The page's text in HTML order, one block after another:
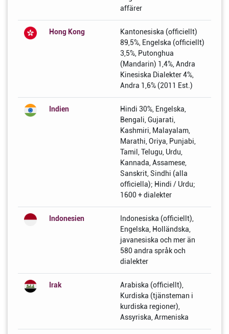
affärer
Hong Kong
Kantonesiska (officiellt)
89,5%, Engelska (officiellt)
3,5%, Putonghua
(Mandarin) 1,4%, Andra
Kinesiska Dialekter 4%,
Andra 1,6% (2011 Est.)
Indien
Hindi 30%, Engelska,
Bengali, Gujarati,
Kashmiri, Malayalam,
Marathi, Oriya, Punjabi,
Tamil, Telugu, Urdu,
Kannada, Assamese,
Sanskrit, Sindhi (alla
officiella); Hindi / Urdu;
1600 + dialekter
Indonesien
Indonesiska (officiellt),
Engelska, Holländska,
javanesiska och mer än
580 andra språk och
dialekter
Irak
Arabiska (officiellt),
Kurdiska (tjänsteman i
kurdiska regioner),
Assyriska, Armeniska